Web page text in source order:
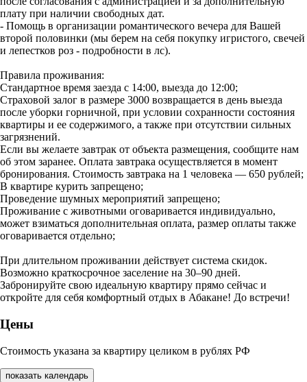
плату при наличии свободных дат.
- Помощь в организации романтического вечера для Вашей
второй половинки (мы берем на себя покупку игристого, свечей
и лепестков роз - подробности в лс).
Правила проживания:
Стандартное время заезда с 14:00, выезда до 12:00;
Страховой залог в размере 3000 возвращается в день выезда
после уборки горничной, при условии сохранности состояния
квартиры и ее содержимого, а также при отсутствии сильных
загрязнений.
Если вы желаете завтрак от объекта размещения, сообщите нам
об этом заранее. Оплата завтрака осуществляется в момент
бронирования. Стоимость завтрака на 1 человека — 650 рублей;
В квартире курить запрещено;
Проведение шумных мероприятий запрещено;
Проживание с животными оговаривается индивидуально,
может взиматься дополнительная оплата, размер оплаты также
оговаривается отдельно;
При длительном проживании действует система скидок.
Возможно краткосрочное заселение на 30–90 дней.
Забронируйте свою идеальную квартиру прямо сейчас и
откройте для себя комфортный отдых в Абакане! До встречи!
Цены
Стоимость указана за квартиру целиком в рублях РФ
показать календарь